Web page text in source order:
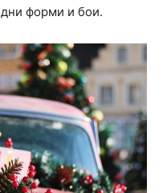
форми и бои.